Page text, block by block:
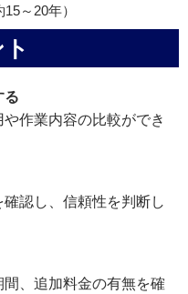
～20年）
る
作業内容の比較ができ
認し、信頼性を判断し
、追加料金の有無を確